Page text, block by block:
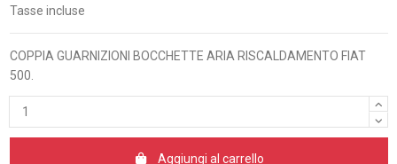
Tasse incluse
COPPIA GUARNIZIONI BOCCHETTE ARIA RISCALDAMENTO FIAT
500.
Aggiungi al carrello